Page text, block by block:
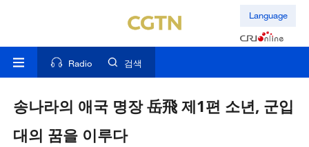
Language
Radio 검색
송나라의 애국 명장 岳飛 제1편 소년, 군입
대의 꿈을 이루다